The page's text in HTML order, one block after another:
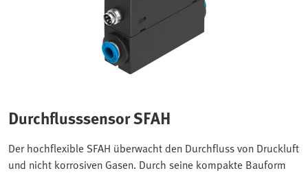
Durchflusssensor SFAH
Der hochflexible SFAH überwacht den Durchfluss von Druckluft
und nicht korrosiven Gasen. Durch seine kompakte Bauform